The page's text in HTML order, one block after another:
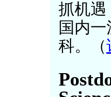
抓机遇
国内
科。（